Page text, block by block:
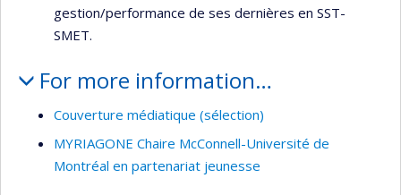
gestion/performance de ses dernières en SST-
SMET.
For more information…
Couverture médiatique (sélection)
MYRIAGONE Chaire McConnell-Université de
Montréal en partenariat jeunesse